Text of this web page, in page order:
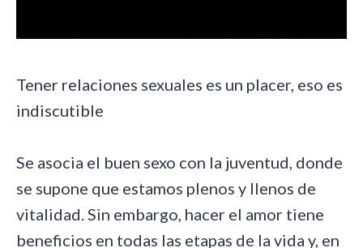
Tener relaciones sexuales es un placer, eso es
indiscutible
Se asocia el buen sexo con la juventud, donde
se supone que estamos plenos y llenos de
vitalidad. Sin embargo, hacer el amor tiene
beneficios en todas las etapas de la vida y, en